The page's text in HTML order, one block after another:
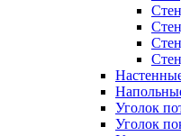
Уголок
Уголок